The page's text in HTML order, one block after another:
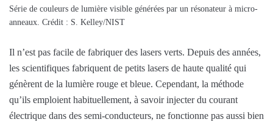
Série de couleurs de lumière visible générées par un résonateur à micro-
anneaux. Crédit : S. Kelley/NIST
Il n’est pas facile de fabriquer des lasers verts. Depuis des années,
les scientifiques fabriquent de petits lasers de haute qualité qui
génèrent de la lumière rouge et bleue. Cependant, la méthode
qu’ils emploient habituellement, à savoir injecter du courant
électrique dans des semi-conducteurs, ne fonctionne pas aussi bien